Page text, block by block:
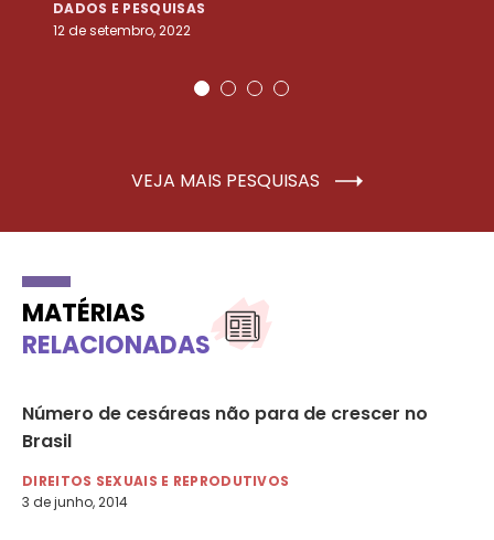
DADOS E PESQUISAS
12 de setembro, 2022
VEJA MAIS PESQUISAS
MATÉRIAS
RELACIONADAS
Número de cesáreas não para de crescer no
Brasil
DIREITOS SEXUAIS E REPRODUTIVOS
3 de junho, 2014